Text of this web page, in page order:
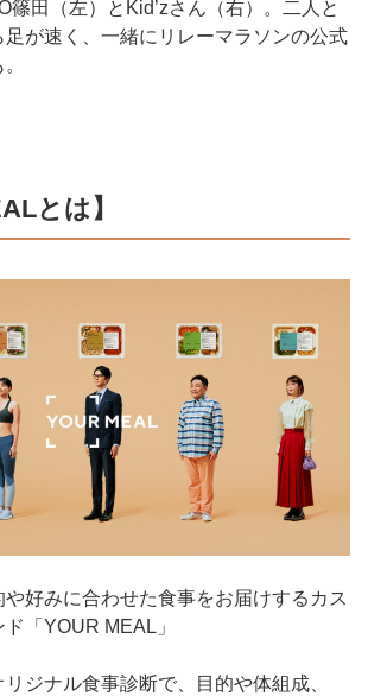
篠田（左）とKid’zさん（右）。二人と
足が速く、一緒にリレーマラソンの公式
とは】
好みに合わせた食事をお届けするカス
「YOUR MEAL」
ジナル食事診断で、目的や体組成、